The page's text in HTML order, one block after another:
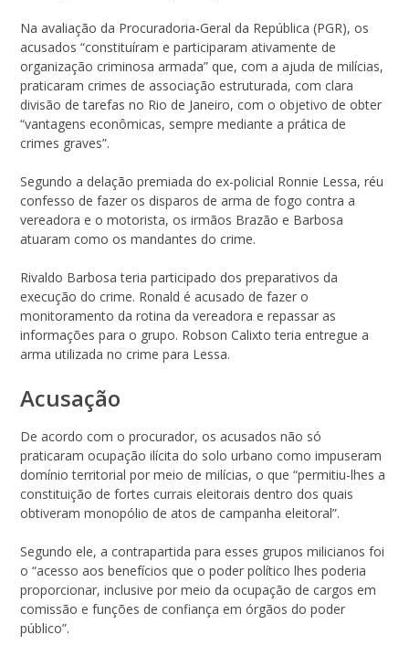
Na avaliação da Procuradoria-Geral da República (PGR), os
acusados “constituíram e participaram ativamente de
organização criminosa armada” que, com a ajuda de milícias,
praticaram crimes de associação estruturada, com clara
divisão de tarefas no Rio de Janeiro, com o objetivo de obter
“vantagens econômicas, sempre mediante a prática de
crimes graves”.
Segundo a delação premiada do ex-policial Ronnie Lessa, réu
confesso de fazer os disparos de arma de fogo contra a
vereadora e o motorista, os irmãos Brazão e Barbosa
atuaram como os mandantes do crime.
Rivaldo Barbosa teria participado dos preparativos da
execução do crime. Ronald é acusado de fazer o
monitoramento da rotina da vereadora e repassar as
informações para o grupo. Robson Calixto teria entregue a
arma utilizada no crime para Lessa.
Acusação
De acordo com o procurador, os acusados não só
praticaram ocupação ilícita do solo urbano como impuseram
domínio territorial por meio de milícias, o que “permitiu-lhes a
constituição de fortes currais eleitorais dentro dos quais
obtiveram monopólio de atos de campanha eleitoral”.
Segundo ele, a contrapartida para esses grupos milicianos foi
o “acesso aos benefícios que o poder político lhes poderia
proporcionar, inclusive por meio da ocupação de cargos em
comissão e funções de confiança em órgãos do poder
público”.